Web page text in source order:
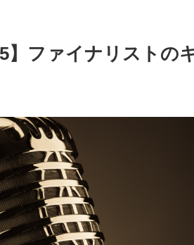
】ファイナリストの